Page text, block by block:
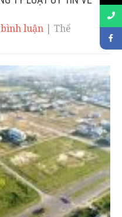
luận | Thể